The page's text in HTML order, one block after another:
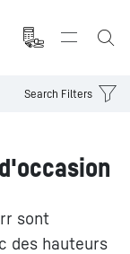
Search Filters
sont
des hauteurs